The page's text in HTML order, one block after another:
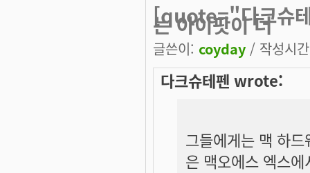
[quote="다크슈
는 아이팟이 더
글쓴이: coyday / 작성시
다크슈테펜 wrote:
그들에게는 맥 하
은 맥오에스 엑스